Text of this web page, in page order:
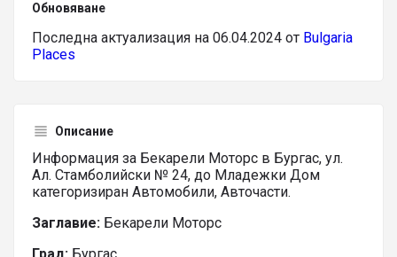
Обновяване
Последна актуализация на 06.04.2024 от Bulgaria
Places
Описание
Информация за Бекарели Моторс в Бургас, ул.
Ал. Стамболийски № 24, до Младежки Дом
категоризиран Автомобили, Авточасти.
Заглавие: Бекарели Моторс